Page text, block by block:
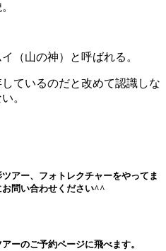
（山の神）と呼ばれる。
ているのだと改めて認識しな
。
アー、フォトレクチャーをやってま
問い合わせください^^
ーのご予約ページに飛べます。